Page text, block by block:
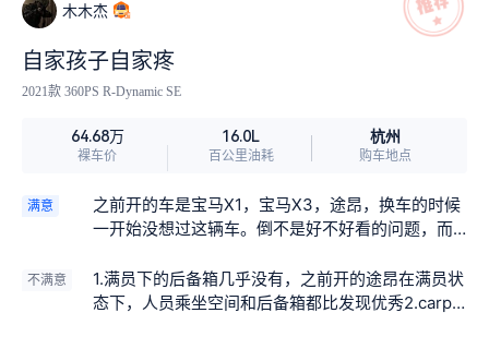
木木杰
自家孩子自家疼
2021款 360PS R-Dynamic SE
64.68万
裸车价
16.0L
百公里油耗
杭州
购车地点
满意
之前开的车是宝马X1，宝马X3，途昂，换车的时候
一开始没想过这辆车。倒不是好不好看的问题，而
不起。后面偶然了解了下，就有点无法自拔了。对
于外观来讲，除了屁股外我反倒觉得比很多车好
不满意
1.满员下的后备箱几乎没有，之前开的途昂在满员状
态下，人员乘坐空间和后备箱都比发现优秀2.carpla